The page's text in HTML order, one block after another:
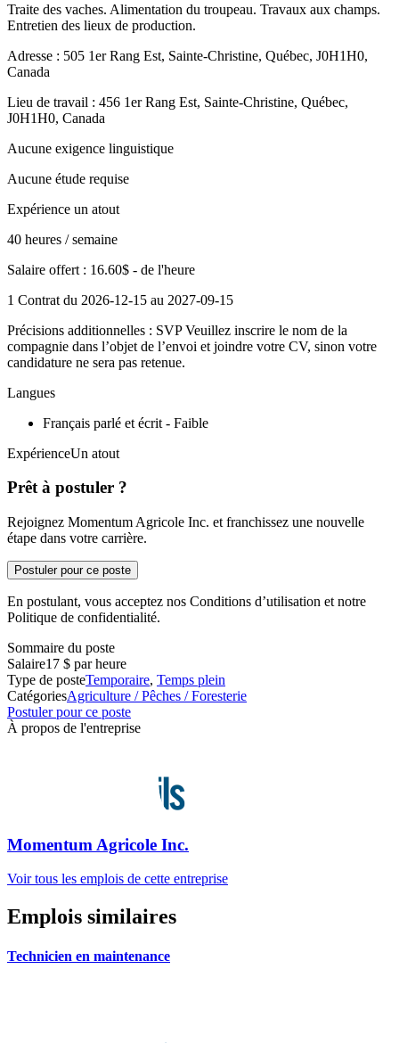
Traite des vaches. Alimentation du troupeau. Travaux aux champs.
Entretien des lieux de production.
Adresse : 505 1er Rang Est, Sainte-Christine, Québec, J0H1H0,
Canada
Lieu de travail : 456 1er Rang Est, Sainte-Christine, Québec,
J0H1H0, Canada
Aucune exigence linguistique
Aucune étude requise
Expérience un atout
40 heures / semaine
Salaire offert : 16.60$ - de l'heure
1 Contrat du 2026-12-15 au 2027-09-15
Précisions additionnelles : SVP Veuillez inscrire le nom de la
compagnie dans l’objet de l’envoi et joindre votre CV, sinon votre
candidature ne sera pas retenue.
Langues
Français parlé et écrit - Faible
ExpérienceUn atout
Prêt à postuler ?
Rejoignez Momentum Agricole Inc. et franchissez une nouvelle
étape dans votre carrière.
Postuler pour ce poste
En postulant, vous acceptez nos Conditions d’utilisation et notre
Politique de confidentialité.
Sommaire du poste
Salaire17 $ par heure
Type de posteTemporaire, Temps plein
CatégoriesAgriculture / Pêches / Foresterie
Postuler pour ce poste
À propos de l'entreprise
Momentum Agricole Inc.
Voir tous les emplois de cette entreprise
Emplois similaires
Technicien en maintenance